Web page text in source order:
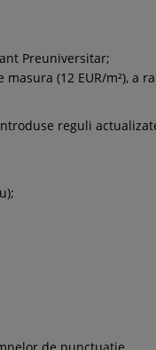
Preuniversitar;
(12 EUR/m²),
reguli